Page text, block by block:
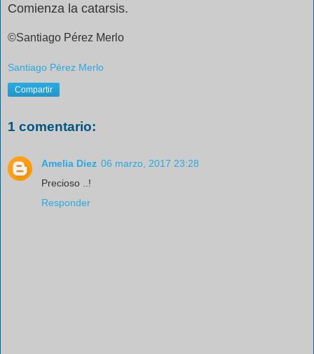
Comienza la catarsis.
©Santiago Pérez Merlo
Santiago Pérez Merlo
Compartir
1 comentario:
Amelia Diez 06 marzo, 2017 23:28
Precioso ..!
Responder